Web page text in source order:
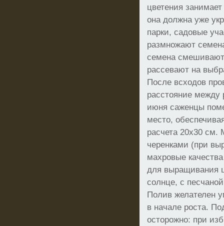
цветения
она должна уже
парки, садовые
размножают
семена
рассевают на
После всходов
расстояние
июня саженцы
место,
расчета 20х30 см.
черенками (при
махровые
для выращивания
солнце, с
Полив желателен
в начале роста.
осторожно: при